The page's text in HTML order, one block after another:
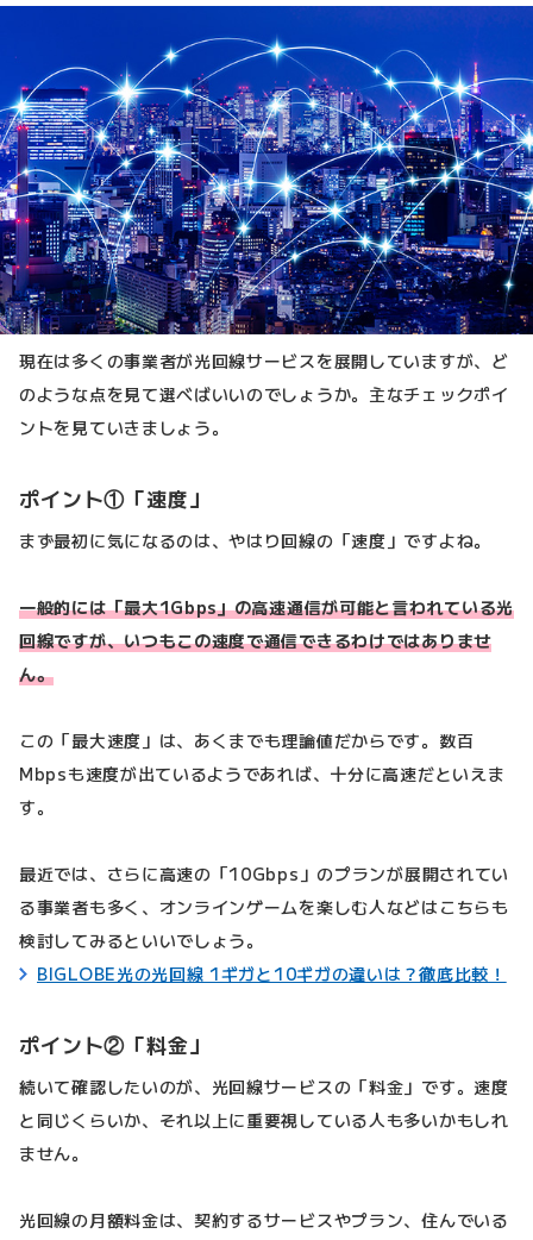
現在は多くの事業者が光回線サービスを展開していますが、ど
のような点を見て選べばいいのでしょうか。主なチェックポイ
ントを見ていきましょう。
ポイント①「速度」
まず最初に気になるのは、やはり回線の「速度」ですよね。
一般的には「最大1Gbps」の高速通信が可能と言われている光
回線ですが、いつもこの速度で通信できるわけではありませ
ん。
この「最大速度」は、あくまでも理論値だからです。数百
Mbpsも速度が出ているようであれば、十分に高速だといえま
す。
最近では、さらに高速の「10Gbps」のプランが展開されてい
る事業者も多く、オンラインゲームを楽しむ人などはこちらも
検討してみるといいでしょう。
BIGLOBE光の光回線 1ギガと10ギガの違いは？徹底比較！
ポイント②「料金」
続いて確認したいのが、光回線サービスの「料金」です。速度
と同じくらいか、それ以上に重要視している人も多いかもしれ
ません。
光回線の月額料金は、契約するサービスやプラン、住んでいる